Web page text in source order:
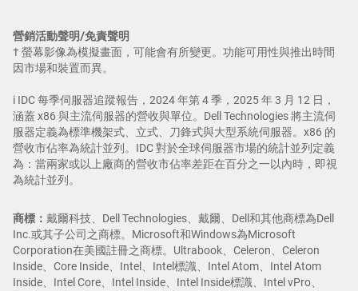
營銷活動聲明/免責聲明
† 螢幕影像為模擬畫面，可能會有所變更。功能可用性與推出時間
因市場和裝置而異。
i IDC 每季伺服器追蹤報告，2024 年第 4 季，2025 年 3 月 12 日，
涵蓋 x86 與主流伺服器的營收與單位。Dell Technologies 將主流伺
服器定義為標準機架式、立式、刀鋒式與大型系統伺服器。x86 的
營收市佔率為統計並列。IDC 對於全球伺服器市場的統計並列定義
為：當兩家或以上廠商的營收市佔率差距在百分之一以內時，即視
為統計並列。
商標： 戴爾科技、Dell Technologies、戴爾、Dell和其他商標為Dell
Inc.或其子公司之商標。Microsoft和Windows為Microsoft
Corporation在美國註冊之商標。Ultrabook、Celeron、Celeron
Inside、Core Inside、Intel、Intel標識、Intel Atom、Intel Atom
Inside、Intel Core、Intel Inside、Intel Inside標識、Intel vPro、